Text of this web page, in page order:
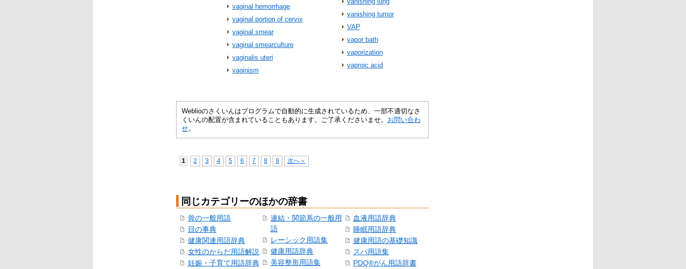
vaginal hemorrhage
vaginal portion of cervix
vaginal smear
vaginal smearculture
vaginalis uteri
vaginism
vanishing tumor
VAP
vapor bath
vaporization
vaproic acid
Weblioのさくいんはプログラムで自動的に生成されているため、一部不適切なさ
くいんの配置が含まれていることもあります。ご了承くださいませ。 お問い合わ
せ。
1 2 3 4 5 6 7 8 9 次へ＞
同じカテゴリーのほかの辞書
骨の一般用語
目の事典
健康関連用語辞典
女性のからだ用語解説
妊娠・子育て用語辞典
連結・関節系の一般用
語
レーシック用語集
健康用語辞典
美容整形用語集
血液用語辞典
睡眠用語辞典
健康用語の基礎知識
スパ用語集
PDQ®がん用語辞書